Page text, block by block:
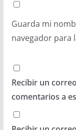
Guarda mi
navegador para
Recibir un
comentarios a